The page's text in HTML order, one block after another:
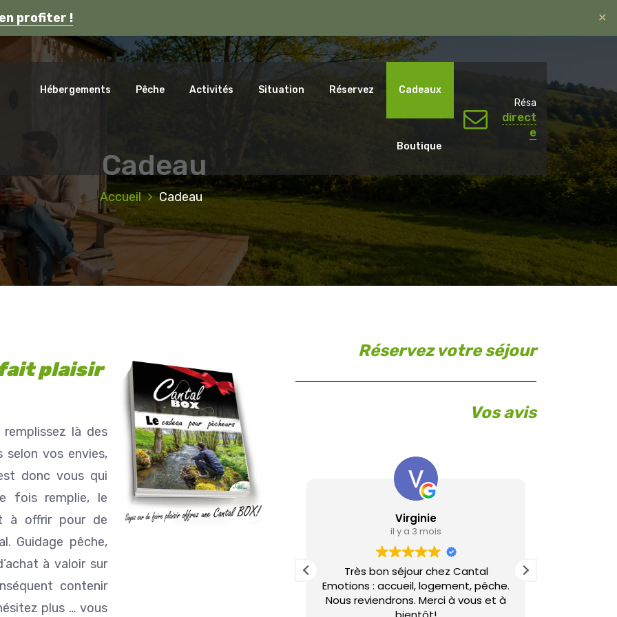
profiter ! ✕
Auvergne.
Hébergements Pêche Activités Situation Réservez Cadeaux
Boutique
Résa
direct
e
Cadeau
Accueil Cadeau
fait plaisir
là des
selon vos envies,
donc vous qui
fois remplie, le
à offrir pour de
Guidage pêche,
à valoir sur
contenir
plus … vous
Réservez votre séjour
Vos avis
équipé
des
Louise Lavedrine
Que dire de cet endroit qui est juste
magnifique un havre de PAIX pour se
Virginie
il y a 3 mois
Très bon séjour chez Cantal
Emotions : accueil, logement, pêche.
Nous reviendrons. Merci à vous et à